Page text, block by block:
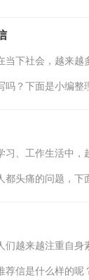
当下社会，越来
吗？下面是小编整
习、工作生活中
都头痛的问题，下
们越来越注重自
荐信是什么样的呢